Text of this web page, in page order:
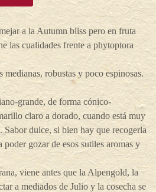
a la Autumn bliss pero en fruta
las cualidades frente a phytoptora
medianas, robustas y poco espinosas.
grande, de forma cónico-
claro a dorado, cuando está muy
Sabor dulce, si bien hay que recogerla
poder gozar de esos sutiles aromas y
viene antes que la Alpengold, la
a mediados de Julio y la cosecha se